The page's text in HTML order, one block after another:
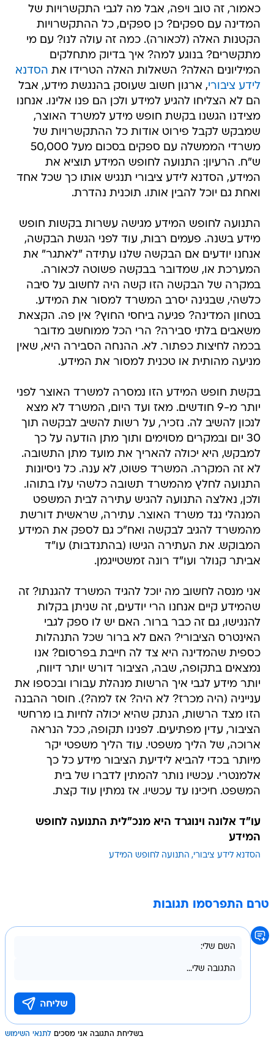
כאמור, זה טוב ויפה, אבל מה לגבי התקשרויות של
המדינה עם ספקים? כן ספקים, כל ההתקשרויות
הקטנות האלה (לכאורה). כמה זה עולה לנו? עם מי
מתקשרים? בנוגע למה? איך בדיוק מתחלקים
המיליונים האלה? השאלות האלה הטרידו את הסדנא
לידע ציבורי, ארגון חשוב שעוסק בהנגשת מידע, אבל
הם לא הצליחו להגיע למידע ולכן הם פנו אלינו. אנחנו
מצידנו הגשנו בקשת חופש מידע למשרד האוצר,
שמבקש לקבל פירוט אודות כל ההתקשרויות של
משרדי הממשלה עם ספקים בסכום מעל 50,000
ש"ח. הרעיון: התנועה לחופש המידע תוציא את
המידע, הסדנא לידע ציבורי תנגיש אותו כך שכל אחד
ואחת גם יוכל להבין אותו. תוכנית נהדרת.
התנועה לחופש המידע מגישה עשרות בקשות חופש
מידע בשנה. פעמים רבות, עוד לפני הגשת הבקשה,
אנחנו יודעים אם הבקשה שלנו עתידה "לאתגר" את
המערכת או, שמדובר בבקשה פשוטה לכאורה.
במקרה של הבקשה הזו קשה היה לחשוב על סיבה
כלשהי, שבגינה יסרב המשרד למסור את המידע.
בטחון המדינה? פגיעה ביחסי החוץ? אין פה. הקצאת
משאבים בלתי סבירה? הרי הכל ממוחשב מדובר
בכמה לחיצות כפתור. לא. ההנחה הסבירה היא, שאין
מניעה מהותית או טכנית למסור את המידע.
בקשת חופש המידע הזו נמסרה למשרד האוצר לפני
יותר מ-9 חודשים. מאז ועד היום, המשרד לא מצא
לנכון להשיב לה. נזכיר, על רשות להשיב לבקשה תוך
30 יום ובמקרים מסוימים ותוך מתן הודעה על כך
למבקש, היא יכולה להאריך את מועד מתן התשובה.
לא זה המקרה. המשרד פשוט, לא ענה. כל ניסיונות
התנועה לחלץ מהמשרד תשובה כלשהי עלו בתוהו.
ולכן, נאלצה התנועה להגיש עתירה לבית המשפט
המנהלי נגד משרד האוצר. עתירה, שראשית דורשת
מהמשרד להגיב לבקשה ואח"כ גם לספק את המידע
המבוקש. את העתירה הגישו (בהתנדבות) עו"ד
אביתר קנולר ועו"ד רונה זמשטייגמן.
אני מנסה לחשוב מה יוכל להגיד המשרד להגנתו? זה
שהמידע קיים אנחנו הרי יודעים, זה שניתן בקלות
להנגישו, גם זה כבר ברור. האם יש לו ספק לגבי
האינטרס הציבורי? האם לא ברור שכל התנהלות
כספית שהמדינה היא צד לה חייבת בפרסום? אנו
נמצאים בתקופה, שבה, הציבור דורש יותר דיווח,
יותר מידע לגבי איך הרשות מנהלת עבורו ובכספו את
ענייניה (היה מכרז? לא היה? אז למה?). חוסר ההבנה
הזו מצד הרשות, הנתק שהיא יכולה לחיות בו מרחשי
הציבור, עדין מפתיעים. לפנינו תקופה, ככל הנראה
ארוכה, של הליך משפטי. עוד הליך משפטי יקר
מיותר בכדי להביא לידיעת הציבור מידע כל כך
אלמנטרי. עכשיו נותר להמתין לדברו של בית
המשפט. חיכינו עד עכשיו. אז נמתין עוד קצת.
עו"ד אלונה וינוגרד היא מנכ"לית התנועה לחופש
המידע
הסדנא לידע ציבורי התנועה לחופש המידע
טרם התפרסמו תגובות
בשליחת התגובה אני מסכים לתנאי השימוש